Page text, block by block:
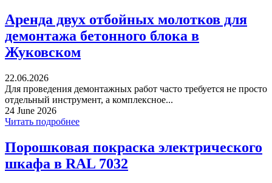
Аренда двух отбойных молотков для
демонтажа бетонного блока в
Жуковском
22.06.2026
Для проведения демонтажных работ часто требуется не просто
отдельный инструмент, а комплексное...
24 June 2026
Читать подробнее
Порошковая покраска электрического
шкафа в RAL 7032